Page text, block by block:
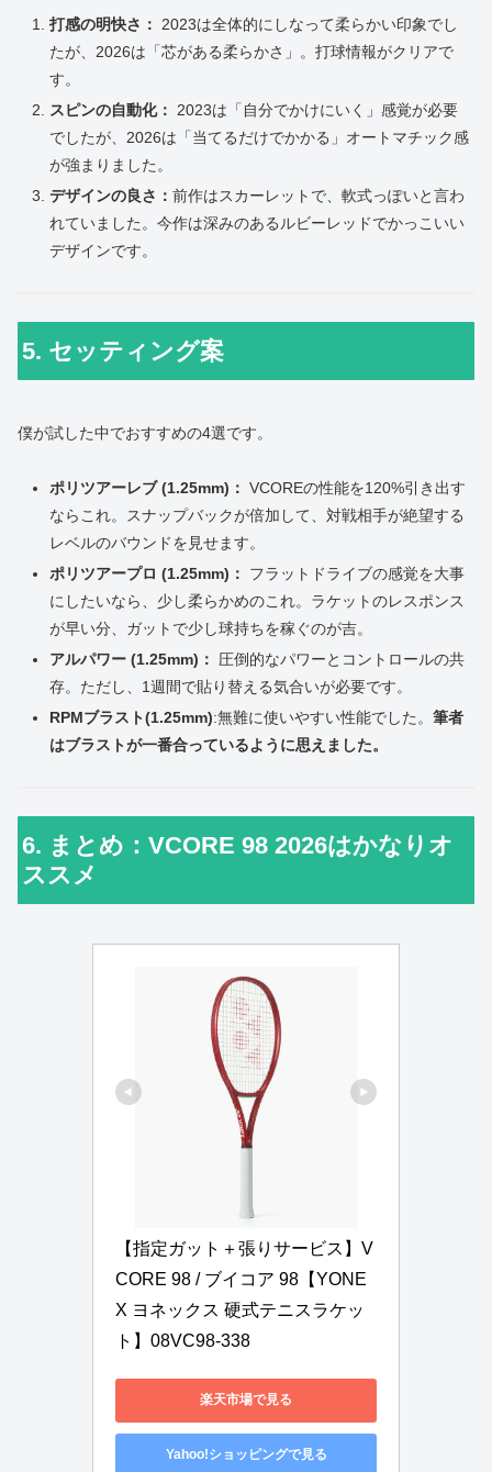
打感の明快さ：
2023は全体的にしなって柔らかい印象でし
たが、2026は「芯がある柔らかさ」。打球情報がクリアで
す。
スピンの自動化：
2023は「自分でかけにいく」感覚が必要
でしたが、2026は「当てるだけでかかる」オートマチック感
が強まりました。
デザインの良さ： 前作はスカーレットで、軟式っぽいと言わ
れていました。今作は深みのあるルビーレッドでかっこいい
デザインです。
5. セッティング案
僕が試した中でおすすめの4選です。
ポリツアーレブ (1.25mm)： VCOREの性能を120%引き出す
ならこれ。スナップバックが倍加して、対戦相手が絶望する
レベルのバウンドを見せます。
ポリツアープロ (1.25mm)：
フラットドライブの感覚を大事
にしたいなら、少し柔らかめのこれ。ラケットのレスポンス
が早い分、ガットで少し球持ちを稼ぐのが吉。
アルパワー (1.25mm)：
圧倒的なパワーとコントロールの共
存。ただし、1週間で貼り替える気合いが必要です。
RPMブラスト(1.25mm):無難に使いやすい性能でした。 筆者
はブラストが一番合っているように思えました。
6. まとめ：VCORE 98 2026はかなりオ
ススメ
【指定ガット＋張りサービス】V
CORE 98 / ブイコア 98【YONE
X ヨネックス 硬式テニスラケッ
ト】08VC98-338
楽天市場で見る
Yahoo!ショッピングで見る